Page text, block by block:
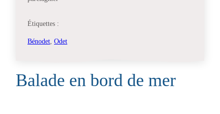
Étiquettes :
Bénodet Odet
Balade en bord de mer